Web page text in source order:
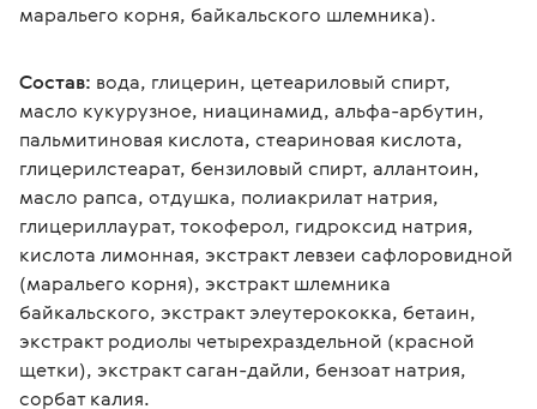
маральего корня, байкальского шлемника).
Состав: вода, глицерин, цетеариловый спирт,
масло кукурузное, ниацинамид, альфа-арбутин,
пальмитиновая кислота, стеариновая кислота,
глицерилстеарат, бензиловый спирт, аллантоин,
масло рапса, отдушка, полиакрилат натрия,
глицериллаурат, токоферол, гидроксид натрия,
кислота лимонная, экстракт левзеи сафлоровидной
(маральего корня), экстракт шлемника
байкальского, экстракт элеутерококка, бетаин,
экстракт родиолы четырехраздельной (красной
щетки), экстракт саган-дайли, бензоат натрия,
сорбат калия.